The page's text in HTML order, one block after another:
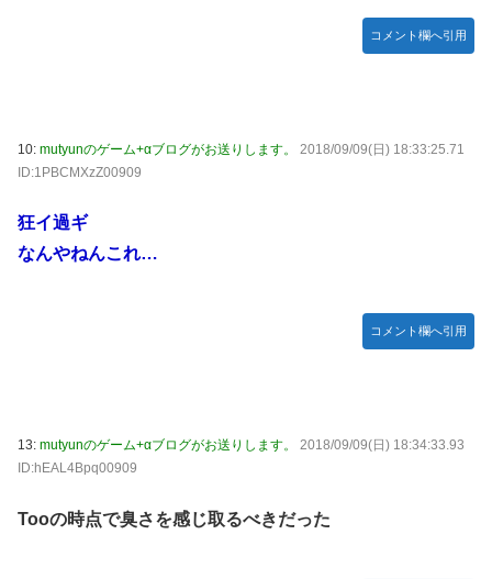
コメント欄へ引用
10: mutyunのゲーム+αブログがお送りします。
2018/09/09(日) 18:33:25.71
ID:1PBCMXzZ00909
狂イ過ギ
なんやねんこれ…
コメント欄へ引用
13: mutyunのゲーム+αブログがお送りします。
2018/09/09(日) 18:34:33.93
ID:hEAL4Bpq00909
Tooの時点で臭さを感じ取るべきだった